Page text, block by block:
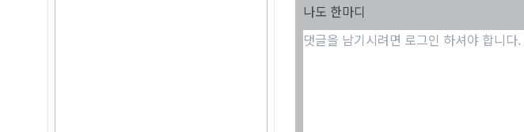
나도 한마디